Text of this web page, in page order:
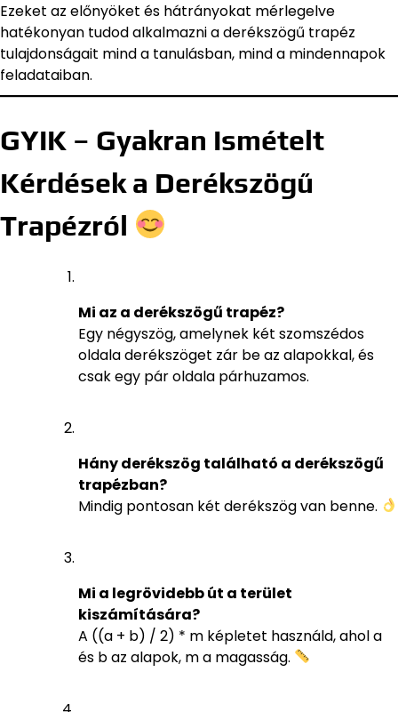
Ezeket az előnyöket és hátrányokat mérlegelve
hatékonyan tudod alkalmazni a derékszögű trapéz
tulajdonságait mind a tanulásban, mind a mindennapok
feladataiban.
GYIK – Gyakran Ismételt
Kérdések a Derékszögű
Trapézról
Mi az a derékszögű trapéz?
Egy négyszög, amelynek két szomszédos
oldala derékszöget zár be az alapokkal, és
csak egy pár oldala párhuzamos.
Hány derékszög található a derékszögű
trapézban?
Mindig pontosan két derékszög van benne.
Mi a legrövidebb út a terület
kiszámítására?
A ((a + b) / 2) * m képletet használd, ahol a
és b az alapok, m a magasság.